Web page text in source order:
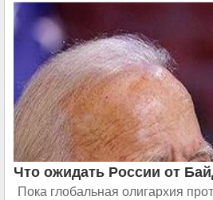
Что ожидать России от
Пока глобальная олигархия